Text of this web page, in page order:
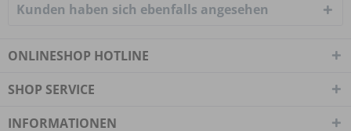
Kunden haben sich ebenfalls angesehen
ONLINESHOP HOTLINE
SHOP SERVICE
INFORMATIONEN